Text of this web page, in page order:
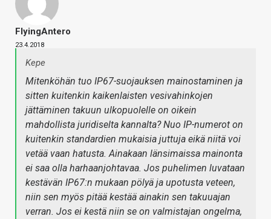
FlyingAntero
23.4.2018
Kepe
Mitenköhän tuo IP67-suojauksen mainostaminen ja
sitten kuitenkin kaikenlaisten vesivahinkojen
jättäminen takuun ulkopuolelle on oikein
mahdollista juridiselta kannalta? Nuo IP-numerot on
kuitenkin standardien mukaisia juttuja eikä niitä voi
vetää vaan hatusta. Ainakaan länsimaissa mainonta
ei saa olla harhaanjohtavaa. Jos puhelimen luvataan
kestävän IP67:n mukaan pölyä ja upotusta veteen,
niin sen myös pitää kestää ainakin sen takuuajan
verran. Jos ei kestä niin se on valmistajan ongelma,